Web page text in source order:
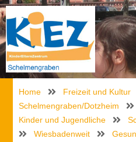
Home Freizeit und Kultur
Schelmengraben/Dotzheim
Kinder und Jugendliche
Wiesbadenweit